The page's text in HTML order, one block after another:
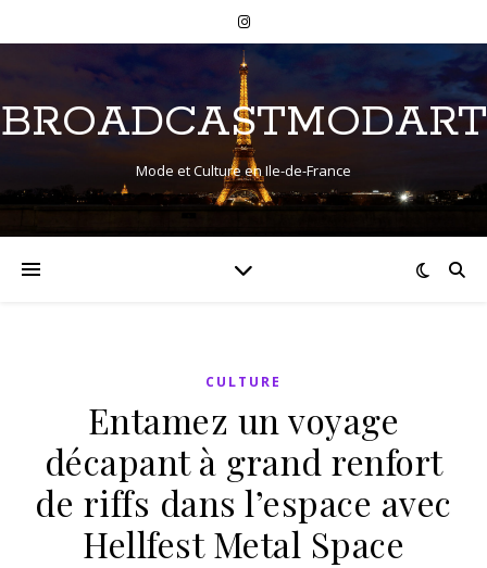
BROADCASTMODART
Mode et Culture en Ile-de-France
CULTURE
Entamez un voyage
décapant à grand renfort
de riffs dans l’espace avec
Hellfest Metal Space